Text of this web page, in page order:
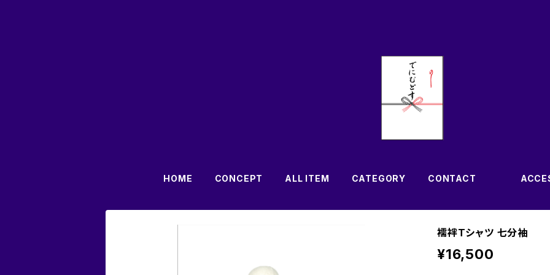
HOME CONCEPT ALL ITEM CATEGORY CONTACT
襦袢Tシャツ 七分袖
¥16,500